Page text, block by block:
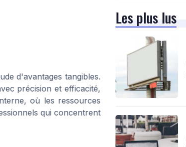
d'avantages tangibles.
précision et efficacité,
où les ressources
qui concentrent
Les plus lus